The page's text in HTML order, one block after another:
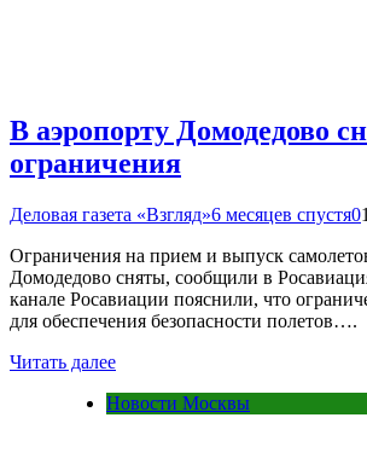
В аэропорту Домодедово
ограничения
Деловая газета «Взгляд»6 месяцев спустя0
Ограничения на прием и выпуск
Домодедово сняты, сообщили в
канале Росавиации пояснили, что
для обеспечения безопасности полетов….
Читать далее
Новости Москвы